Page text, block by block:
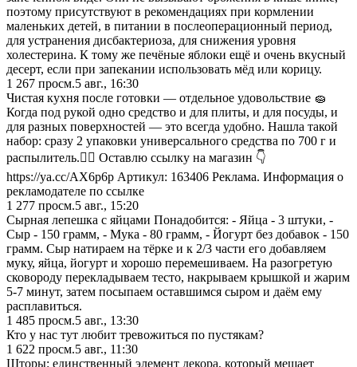
поэтому присутствуют в рекомендациях при кормлении
маленьких детей, в питании в послеоперационный период,
для устранения дисбактериоза, для снижения уровня
холестерина. К тому же печёные яблоки ещё и очень вкусный
десерт, если при запекании использовать мёд или корицу.
1 267 просм.5 авг., 16:30
Чистая кухня после готовки — отдельное удовольствие 🧽
Когда под рукой одно средство и для плиты, и для посуды, и
для разных поверхностей — это всегда удобно. Нашла такой
набор: сразу 2 упаковки универсального средства по 700 г и
распылитель.❤️‍🔥 Оставлю ссылку на магазин 👇
https://ya.cc/AX6p6p Артикул: 163406 Реклама. Информация о
рекламодателе по ссылке
1 277 просм.5 авг., 15:20
Сырная лепешка с яйцами Понадобится: - Яйца - 3 штуки, -
Сыр - 150 грамм, - Мука - 80 грамм, - Йогурт без добавок - 150
грамм. Сыр натираем на тёрке и к 2/3 части его добавляем
муку, яйца, йогурт и хорошо перемешиваем. На разогретую
сковороду перекладываем тесто, накрываем крышкой и жарим
5-7 минут, затем посыпаем оставшимся сыром и даём ему
расплавиться.
1 485 просм.5 авг., 13:30
Кто у нас тут любит тревожиться по пустякам?
1 622 просм.5 авг., 11:30
Шторы: единственный элемент декора, который мешает